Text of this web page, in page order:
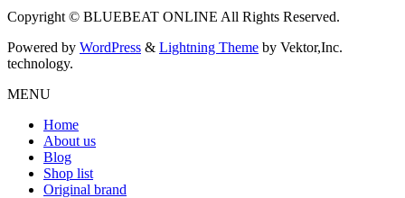
Copyright © BLUEBEAT ONLINE All Rights Reserved.
Powered by WordPress & Lightning Theme by Vektor,Inc.
technology.
MENU
Home
About us
Blog
Shop list
Original brand